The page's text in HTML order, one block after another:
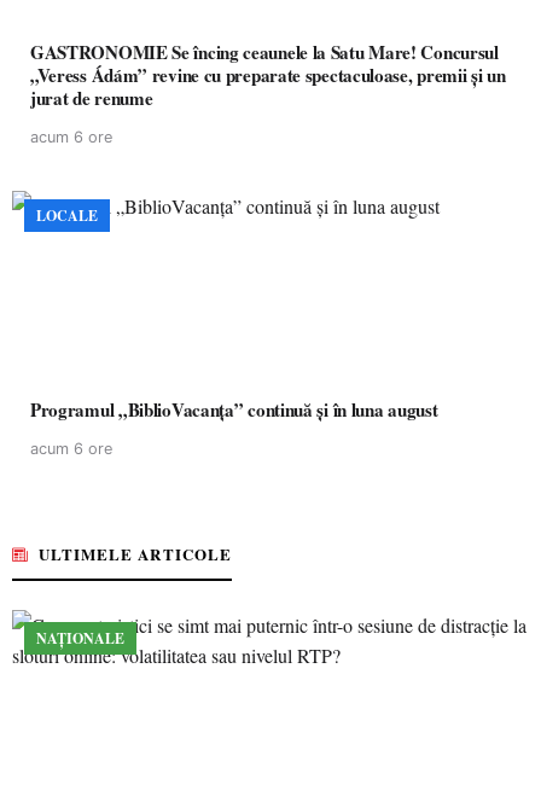
GASTRONOMIE Se încing ceaunele la Satu Mare! Concursul
„Veress Ádám” revine cu preparate spectaculoase, premii și un
jurat de renume
acum 6 ore
LOCALE
Programul „BiblioVacanța” continuă și în luna august
acum 6 ore
ULTIMELE ARTICOLE
NAȚIONALE